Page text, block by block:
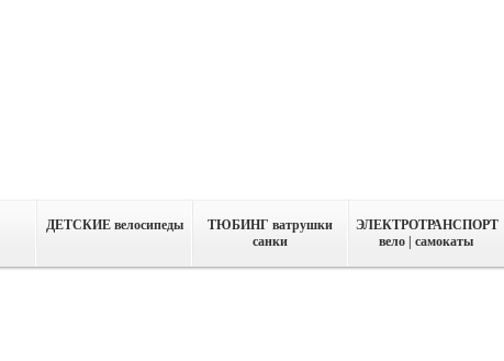
ДЕТСКИЕ велосипеды
ТЮБИНГ ватрушки
санки
ЭЛЕКТРОТРАНСПОРТ
вело | самокаты